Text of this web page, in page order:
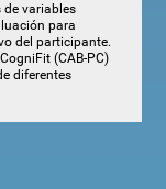
de variables
para
del participante.
(CAB-PC)
diferentes